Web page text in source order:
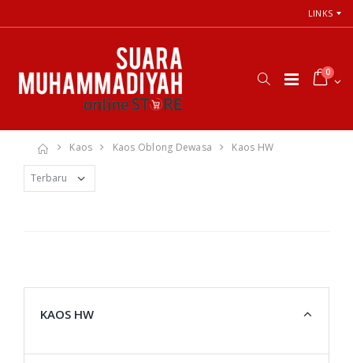
LINKS
0
Kaos Kaos Oblong Dewasa Kaos HW
KAOS HW